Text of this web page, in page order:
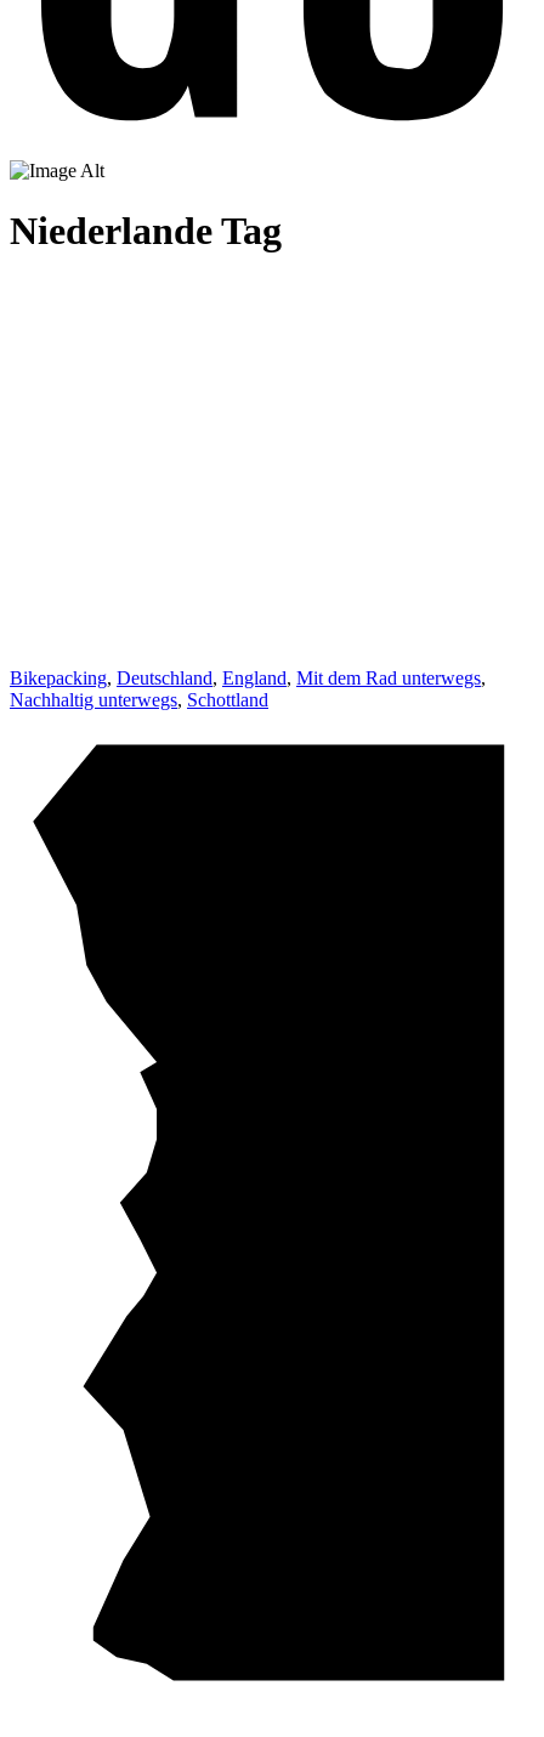
Niederlande Tag
Bikepacking, Deutschland, England, Mit dem Rad unterwegs,
Nachhaltig unterwegs, Schottland